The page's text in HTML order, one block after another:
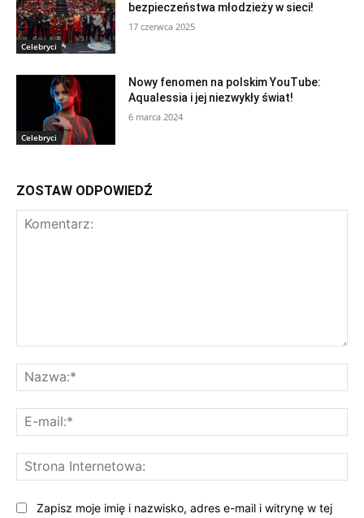
Celebryci
bezpieczeństwa młodzieży w sieci!
17 czerwca 2025
Celebryci
Nowy fenomen na polskim YouTube:
Aqualessia i jej niezwykły świat!
6 marca 2024
ZOSTAW ODPOWIEDŹ
Zapisz moje imię i nazwisko, adres e-mail i witrynę w tej